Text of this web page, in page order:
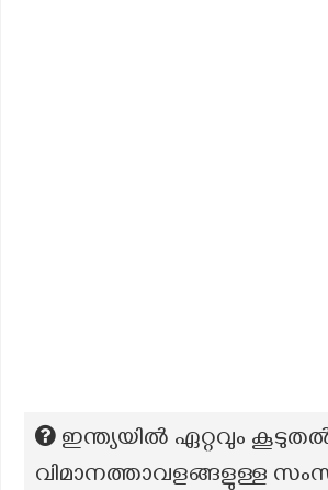
ഇന്ത്യയിൽ ഏറ്റവും
വിമാനത്താവളങ്ങളുള്ള